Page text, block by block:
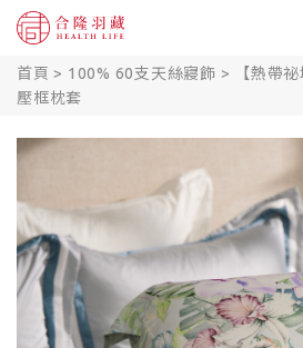
首頁 > 100% 60支天絲寢飾 >
【熱帶
壓框枕套